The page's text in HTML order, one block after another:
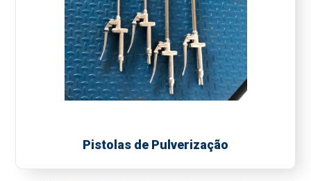
Pistolas de Pulverização